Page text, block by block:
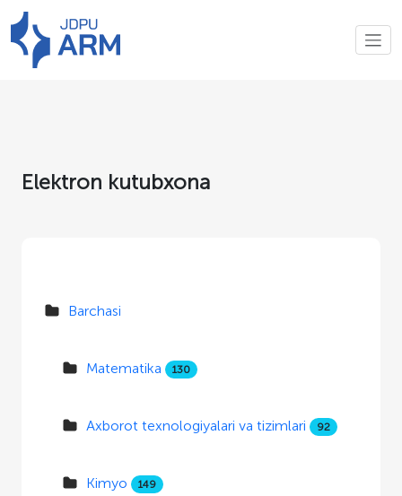
Elektron kutubxona
Barchasi
Matematika 130
Axborot texnologiyalari va tizimlari 92
Kimyo 149